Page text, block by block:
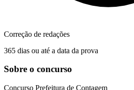
Correção de redações
365 dias ou até a data da prova
Sobre o concurso
Concurso Prefeitura de Contagem